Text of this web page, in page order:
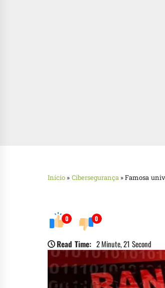
Início » Cibersegurança»Famosa
0 0
Read Time: 2 Minute, 21 Second